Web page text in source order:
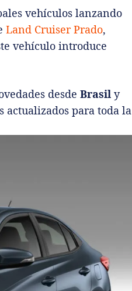
vehículos lanzando
Land Cruiser Prado,
vehículo introduce
desde Brasil y
actualizados para toda la